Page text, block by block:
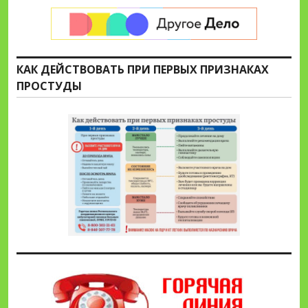
КАК ДЕЙСТВОВАТЬ ПРИ ПЕРВЫХ ПРИЗНАКАХ
ПРОСТУДЫ